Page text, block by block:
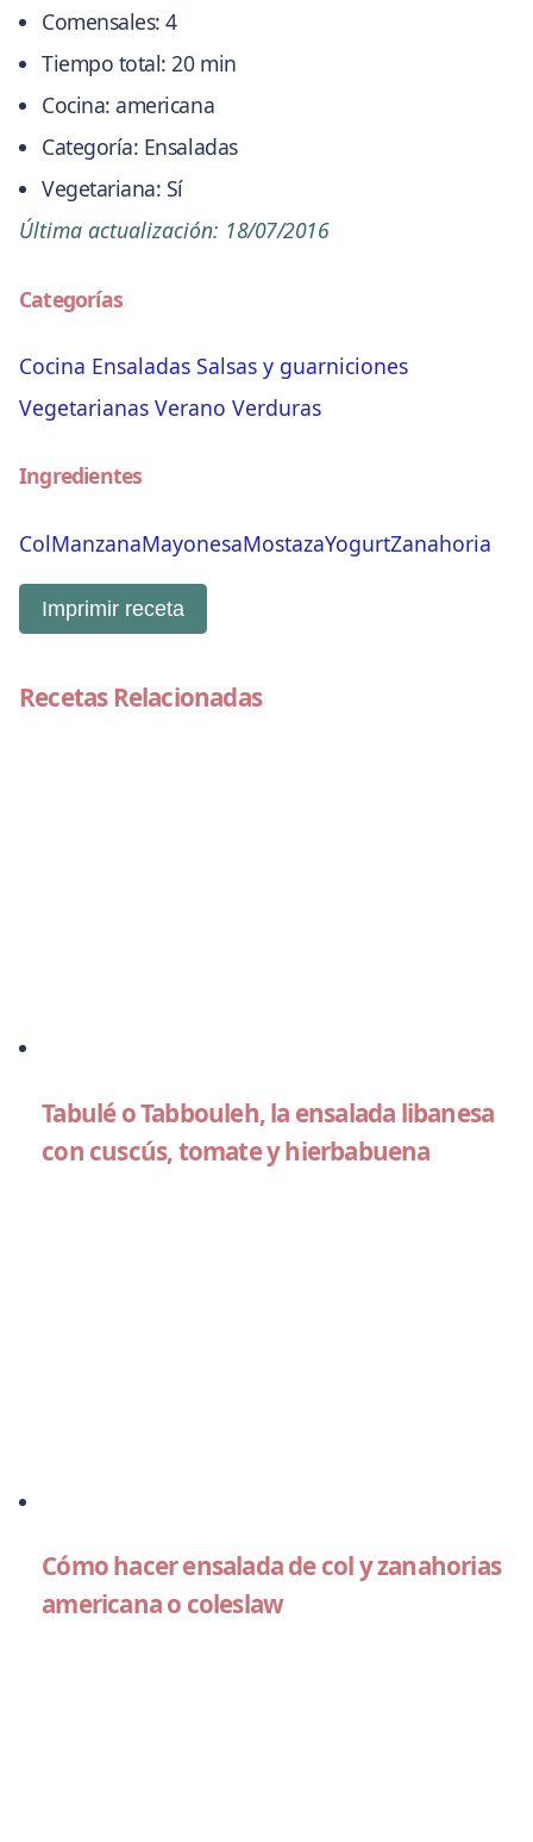
Comensales: 4
Tiempo total: 20 min
Cocina: americana
Categoría: Ensaladas
Vegetariana: Sí
Última actualización: 18/07/2016
Categorías
Cocina Ensaladas Salsas y guarniciones
Vegetarianas Verano Verduras
Ingredientes
ColManzanaMayonesaMostazaYogurtZanahoria
Imprimir receta
Recetas Relacionadas
Tabulé o Tabbouleh, la ensalada libanesa
con cuscús, tomate y hierbabuena
Cómo hacer ensalada de col y zanahorias
americana o coleslaw